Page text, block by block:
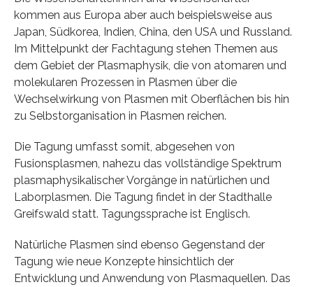
kommen aus Europa aber auch beispielsweise aus
Japan, Südkorea, Indien, China, den USA und Russland.
Im Mittelpunkt der Fachtagung stehen Themen aus
dem Gebiet der Plasmaphysik, die von atomaren und
molekularen Prozessen in Plasmen über die
Wechselwirkung von Plasmen mit Oberflächen bis hin
zu Selbstorganisation in Plasmen reichen.
Die Tagung umfasst somit, abgesehen von
Fusionsplasmen, nahezu das vollständige Spektrum
plasmaphysikalischer Vorgänge in natürlichen und
Laborplasmen. Die Tagung findet in der Stadthalle
Greifswald statt. Tagungssprache ist Englisch.
Natürliche Plasmen sind ebenso Gegenstand der
Tagung wie neue Konzepte hinsichtlich der
Entwicklung und Anwendung von Plasmaquellen. Das